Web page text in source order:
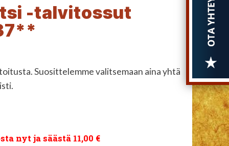
-talvitossut
Suosittelemme valitsemaan aina yhtä
nyt ja säästä 11,00 €